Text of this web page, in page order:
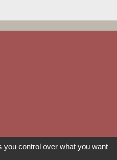
control over what you want